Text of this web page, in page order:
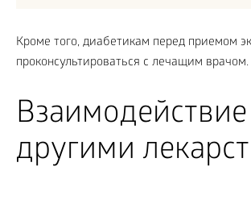
Кроме того, диабетикам перед приемом
проконсультироваться с лечащим врачом.
Взаимодействие
другими